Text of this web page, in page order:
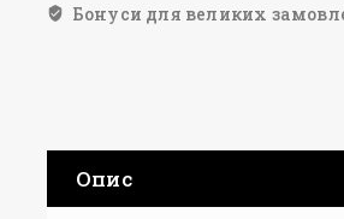
Бонуси для великих
Опис